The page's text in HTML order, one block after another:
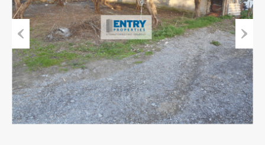
Previous Next